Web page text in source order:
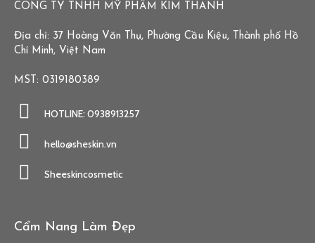
CÔNG TY TNHH MỸ PHẨM KIM THANH
Địa chỉ: 37 Hoàng Văn Thụ, Phường Cầu Kiệu, Thành phố Hồ
Chí Minh, Việt Nam
MST: 0319180389
HOTLINE: 0938913257
hello@sheskin.vn
Sheeskincosmetic
Cẩm Nang Làm Đẹp